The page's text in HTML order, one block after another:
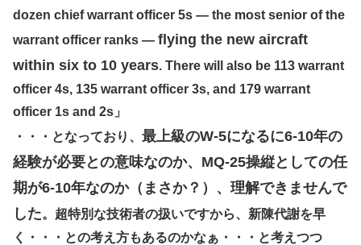
dozen chief warrant officer 5s — the most senior of the
warrant officer ranks — flying the new aircraft
within six to 10 years. There will also be 113 warrant
officer 4s, 135 warrant officer 3s, and 179 warrant
officer 1s and 2s」
・・・となっており、 最上級のW-5になるに6-10年の
経験が必要との意味なのか、MQ-25操縦としての任
期が6-10年なのか（まさか？）、理解できませんで
した。超特別な技術者の扱いですから、新陳代謝を早
く・・・との考え方もあるのかなぁ・・・と考えつつ